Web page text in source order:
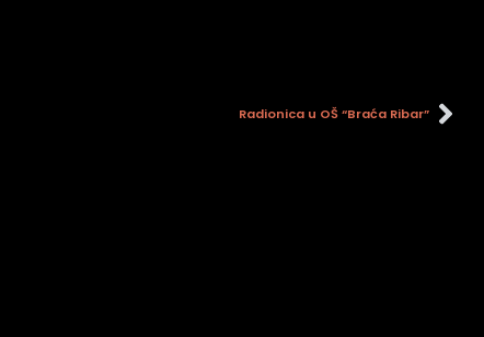
Radionica u OŠ “Braća Ribar”